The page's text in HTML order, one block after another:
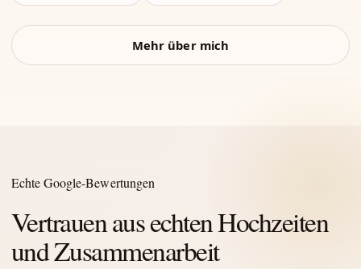
Mehr über mich
Echte Google-Bewertungen
Vertrauen aus echten Hochzeiten
und Zusammenarbeit